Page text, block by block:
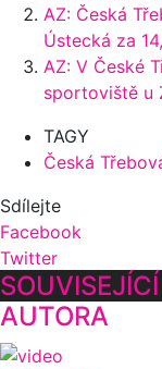
AZ: Česká
Ústecká za
AZ: V České
sportoviště u
TAGY
Česká
Sdílejte
Facebook
Twitter
AUTORA